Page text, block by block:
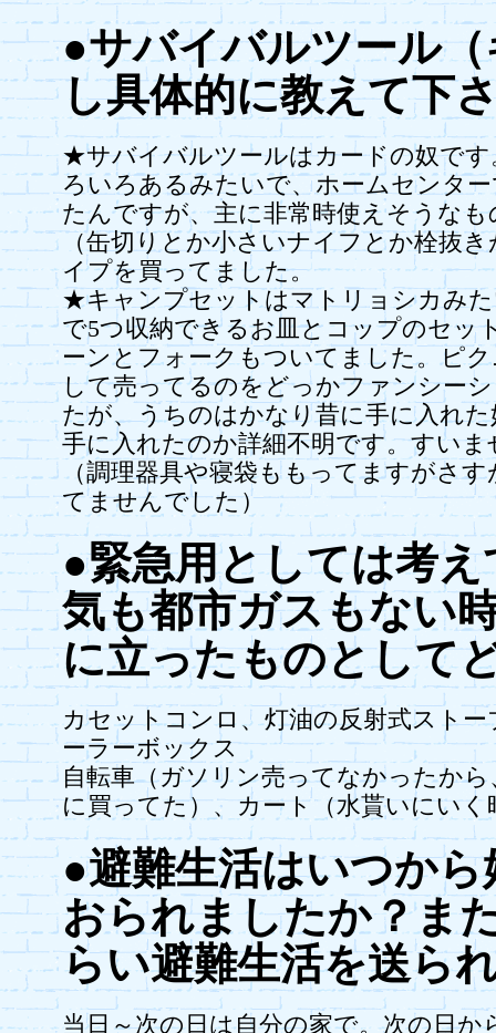
●サバイバルツール
し具体的に教えて下
★サバイバルツールはカードの奴で
ろいろあるみたいで、ホームセンタ
たんですが、主に非常時使えそうな
（缶切りとか小さいナイフとか栓抜
イプを買ってました。
★キャンプセットはマトリョシカみ
で5つ収納できるお皿とコップのセッ
ーンとフォークもついてました。ピ
して売ってるのをどっかファンシー
たが、うちのはかなり昔に手に入れ
手に入れたのか詳細不明です。すいま
（調理器具や寝袋ももってますがさ
てませんでした）
●緊急用としては考
気も都市ガスもない
に立ったものとして
カセットコンロ、灯油の反射式ストー
ーラーボックス
自転車（ガソリン売ってなかったか
に買ってた）、カート（水貰いにいく
●避難生活はいつか
おられましたか？ま
らい避難生活を送ら
当日～次の日は自分の家で。次の日か